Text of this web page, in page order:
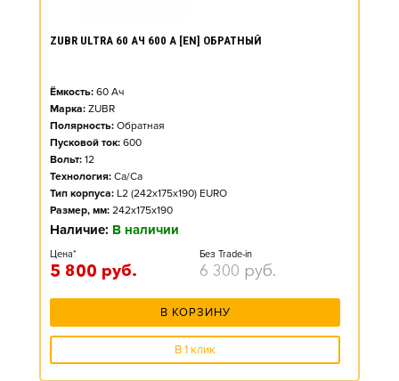
ZUBR ULTRA 60 АЧ 600 А [EN] ОБРАТНЫЙ
Ёмкость: 60 Ач
Марка: ZUBR
Полярность: Обратная
Пусковой ток: 600
Вольт: 12
Технология: Ca/Ca
Тип корпуса: L2 (242x175x190) EURO
Размер, мм: 242x175x190
Наличие: В наличии
Цена*
5 800 руб.
Без Trade-in
6 300 руб.
В КОРЗИНУ
В 1 клик